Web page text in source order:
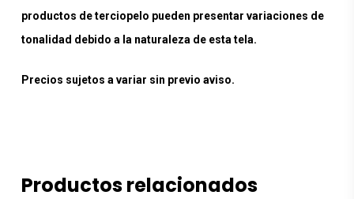
productos de terciopelo pueden presentar variaciones de
tonalidad debido a la naturaleza de esta tela.
Precios sujetos a variar sin previo aviso.
Productos relacionados